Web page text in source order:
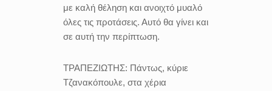
με καλή θέληση και ανοιχτό μυαλό
όλες τις προτάσεις. Αυτό θα γίνει και
σε αυτή την περίπτωση.
ΤΡΑΠΕΖΙΩΤΗΣ: Πάντως, κύριε
Τζανακόπουλε, στα χέρια